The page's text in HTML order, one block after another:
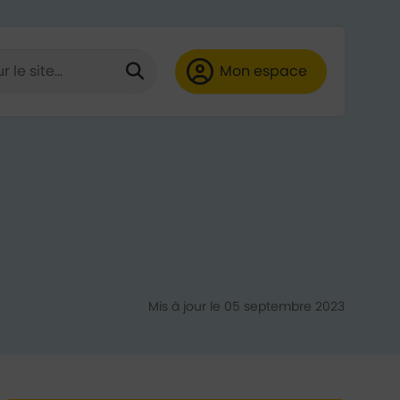
minimum 3 caractères)
Lancer la recherche
Mon espace
Mis à jour le 05 septembre 2023